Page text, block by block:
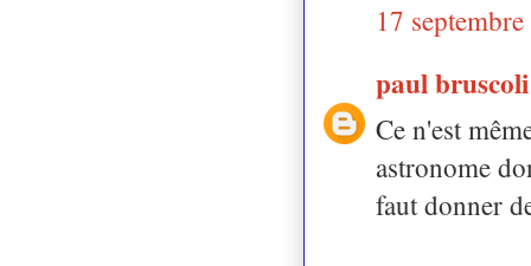
17
paul
Ce n'est
astronome
faut donner